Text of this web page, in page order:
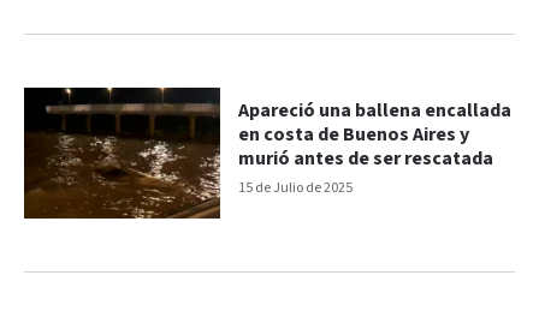
15 de Julio de 2025
Apareció una ballena encallada
en costa de Buenos Aires y
murió antes de ser rescatada